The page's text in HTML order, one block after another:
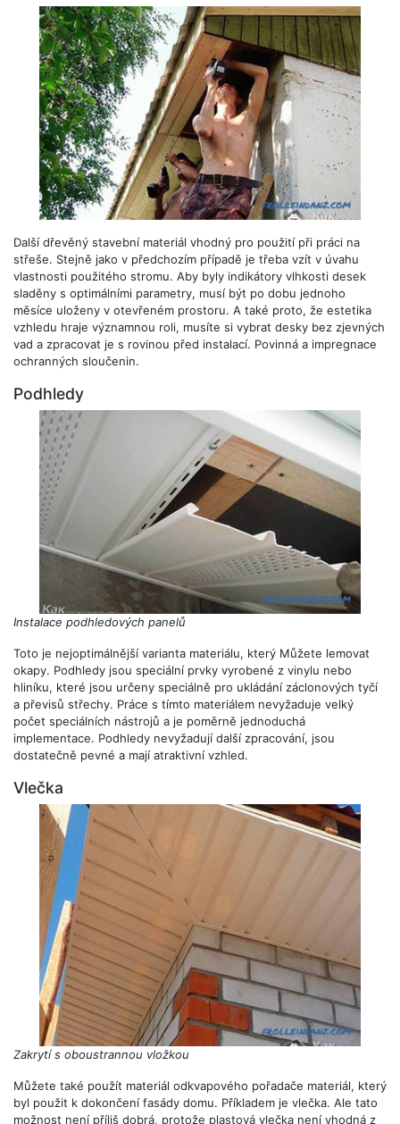
Další dřevěný stavební materiál vhodný pro použití při práci na
střeše. Stejně jako v předchozím případě je třeba vzít v úvahu
vlastnosti použitého stromu. Aby byly indikátory vlhkosti desek
sladěny s optimálními parametry, musí být po dobu jednoho
měsíce uloženy v otevřeném prostoru. A také proto, že estetika
vzhledu hraje významnou roli, musíte si vybrat desky bez zjevných
vad a zpracovat je s rovinou před instalací. Povinná a impregnace
ochranných sloučenin.
Podhledy
Instalace podhledových panelů
Toto je nejoptimálnější varianta materiálu, který Můžete lemovat
okapy. Podhledy jsou speciální prvky vyrobené z vinylu nebo
hliníku, které jsou určeny speciálně pro ukládání záclonových tyčí
a převisů střechy. Práce s tímto materiálem nevyžaduje velký
počet speciálních nástrojů a je poměrně jednoduchá
implementace. Podhledy nevyžadují další zpracování, jsou
dostatečně pevné a mají atraktivní vzhled.
Vlečka
Zakrytí s oboustrannou vložkou
Můžete také použít materiál odkvapového pořadače materiál, který
byl použit k dokončení fasády domu. Příkladem je vlečka. Ale tato
možnost není příliš dobrá, protože plastová vlečka není vhodná z